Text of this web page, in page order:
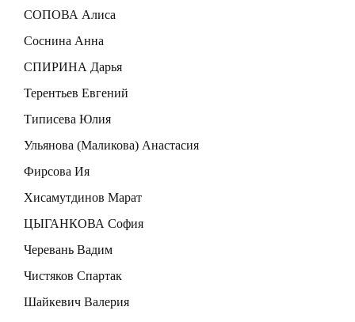
СОПОВА Алиса
Соснина Анна
СПИРИНА Дарья
Терентьев Евгений
Типисева Юлия
Ульянова (Маликова) Анастасия
Фирсова Ия
Хисамутдинов Марат
ЦЫГАНКОВА София
Черевань Вадим
Чистяков Спартак
Шайкевич Валерия